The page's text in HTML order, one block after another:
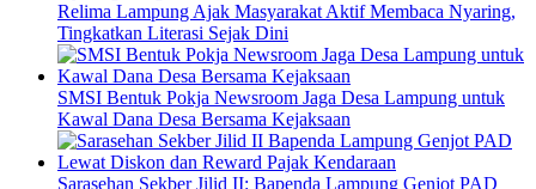
Relima Lampung Ajak Masyarakat Aktif Membaca Nyaring,
Tingkatkan Literasi Sejak Dini
SMSI Bentuk Pokja Newsroom Jaga Desa Lampung untuk
Kawal Dana Desa Bersama Kejaksaan
Sarasehan Sekber Jilid II: Bapenda Lampung Genjot PAD